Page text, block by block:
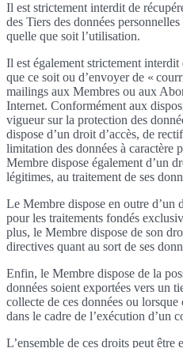
Il est strictement interdit de
des Tiers des données
quelle que soit l’utilisation.
Il est également strictement
que ce soit ou d’envoyer de «
mailings aux Membres ou aux
Internet. Conformément aux
vigueur sur la protection des
dispose d’un droit d’accès, de
limitation des données à caractère
Membre dispose également d’un
légitimes, au traitement de ses
Le Membre dispose en outre d’un
pour les traitements fondés
plus, le Membre dispose de son
directives quant au sort de ses
Enfin, le Membre dispose de la
données soient exportées vers un
collecte de ces données ou lorsque
dans le cadre de l’exécution d’un
L’ensemble de ces droits peut être